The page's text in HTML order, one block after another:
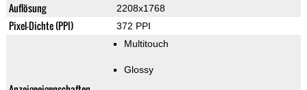
Auflösung 2208x1768
Pixel-Dichte (PPI) 372 PPI
Multitouch
Glossy